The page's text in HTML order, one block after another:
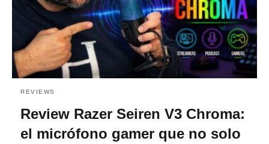
REVIEWS
Review Razer Seiren V3 Chroma:
el micrófono gamer que no solo